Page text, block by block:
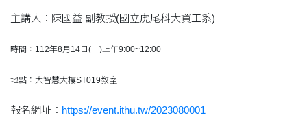
主講人：陳國益 副教授(國立虎尾科大資工系)
時間：112年8月14日(一)上午9:00~12:00
地點：大智慧大樓ST019教室
報名網址： https://event.ithu.tw/2023080001